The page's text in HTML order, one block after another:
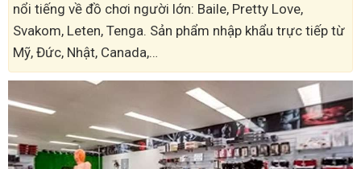
nổi tiếng về đồ chơi người lớn: Baile, Pretty Love,
Svakom, Leten, Tenga. Sản phẩm nhập khẩu trực tiếp từ
Mỹ, Đức, Nhật, Canada,…